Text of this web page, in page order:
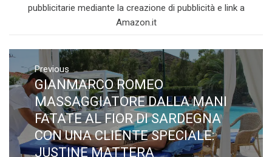
pubblicitarie mediante la creazione di pubblicità e link a
Amazon.it
Navigazione
articoli
Previous
Previous
post:
GIANMARCO ROMEO
MASSAGGIATORE DALLA MANI
FATATE AL FIOR DI SARDEGNA
CON UNA CLIENTE SPECIALE:
JUSTINE MATTERA